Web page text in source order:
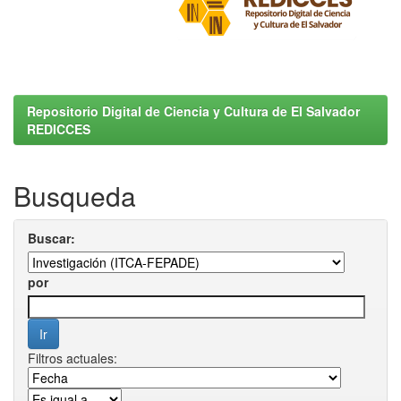
Repositorio Digital de Ciencia y Cultura de El Salvador
REDICCES
Busqueda
Buscar:
por
Filtros actuales: